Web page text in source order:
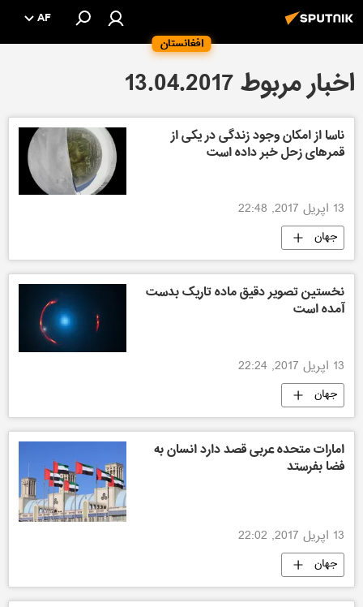
افغانستان
AF
اخبار مربوط 13.04.2017
ناسا از امکان وجود زندگی در یکی از
قمرهای زحل خبر داده است
13 اپریل 2017, 22:48
جهان
نخستین تصویر دقیق ماده تاریک بدست
آمده است
13 اپریل 2017, 22:24
جهان
امارات متحده عربی قصد دارد انسان به
فضا بفرستد
13 اپریل 2017, 22:02
جهان